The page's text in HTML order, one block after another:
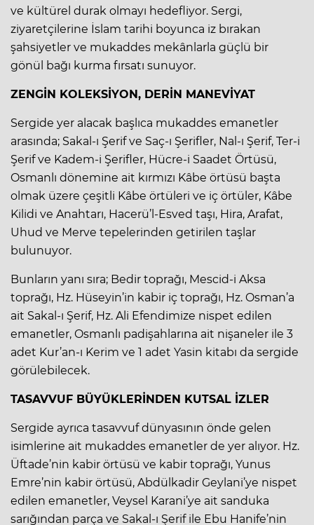
ve kültürel durak olmayı hedefliyor. Sergi,
ziyaretçilerine İslam tarihi boyunca iz bırakan
şahsiyetler ve mukaddes mekânlarla güçlü bir
gönül bağı kurma fırsatı sunuyor.
ZENGİN KOLEKSİYON, DERİN MANEVİYAT
Sergide yer alacak başlıca mukaddes emanetler
arasında; Sakal-ı Şerif ve Saç-ı Şerifler, Nal-ı Şerif, Ter-i
Şerif ve Kadem-i Şerifler, Hücre-i Saadet Örtüsü,
Osmanlı dönemine ait kırmızı Kâbe örtüsü başta
olmak üzere çeşitli Kâbe örtüleri ve iç örtüler, Kâbe
Kilidi ve Anahtarı, Hacerü’l-Esved taşı, Hira, Arafat,
Uhud ve Merve tepelerinden getirilen taşlar
bulunuyor.
Bunların yanı sıra; Bedir toprağı, Mescid-i Aksa
toprağı, Hz. Hüseyin’in kabir iç toprağı, Hz. Osman’a
ait Sakal-ı Şerif, Hz. Ali Efendimize nispet edilen
emanetler, Osmanlı padişahlarına ait nişaneler ile 3
adet Kur’an-ı Kerim ve 1 adet Yasin kitabı da sergide
görülebilecek.
TASAVVUF BÜYÜKLERİNDEN KUTSAL İZLER
Sergide ayrıca tasavvuf dünyasının önde gelen
isimlerine ait mukaddes emanetler de yer alıyor. Hz.
Üftade’nin kabir örtüsü ve kabir toprağı, Yunus
Emre’nin kabir örtüsü, Abdülkadir Geylani’ye nispet
edilen emanetler, Veysel Karani’ye ait sanduka
sarığından parça ve Sakal-ı Şerif ile Ebu Hanife’nin